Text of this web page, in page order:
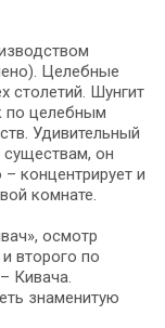
Целебные
столетий. Шунгит
по целебным
Удивительный
он
концентрирует и
комнате.
осмотр
второго по
Кивача.
знаменитую